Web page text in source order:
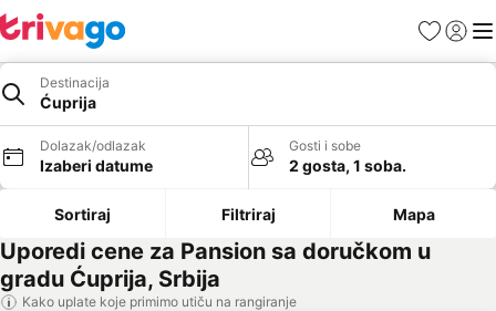
FavoritiPrijavi
Destinacija
Ćuprija
Dolazak/odlazak
Izaberi datume
Gosti i sobe
2 gosta, 1 soba.
Sortiraj Filtriraj Mapa
Uporedi cene za Pansion sa doručkom u
gradu Ćuprija, Srbija
Kako uplate koje primimo utiču na rangiranje